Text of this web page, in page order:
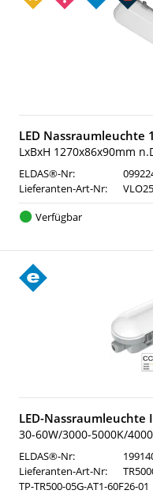
LED Nassraumleuchte
LxBxH 1270x86x90mm
ELDAS®-Nr:
Lieferanten-Art-Nr:
Verfügbar
LED-Nassraumleuchte
30-60W/3000-5000K/
ELDAS®-Nr:
Lieferanten-Art-Nr:
TP-TR500-05G-AT1-60F26-01